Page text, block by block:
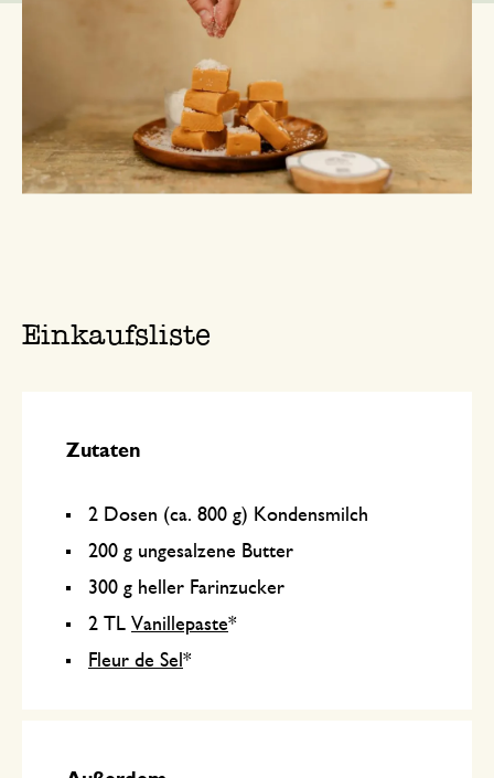
Einkaufsliste
Zutaten
2 Dosen (ca. 800 g) Kondensmilch
200 g ungesalzene Butter
300 g heller Farinzucker
2 TL Vanillepaste*
Fleur de Sel *